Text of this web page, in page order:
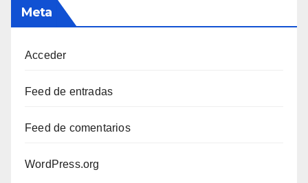
Meta
Acceder
Feed de entradas
Feed de comentarios
WordPress.org